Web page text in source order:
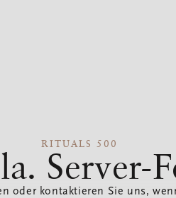
RITUALS 500
Server-
oder kontaktieren Sie uns,